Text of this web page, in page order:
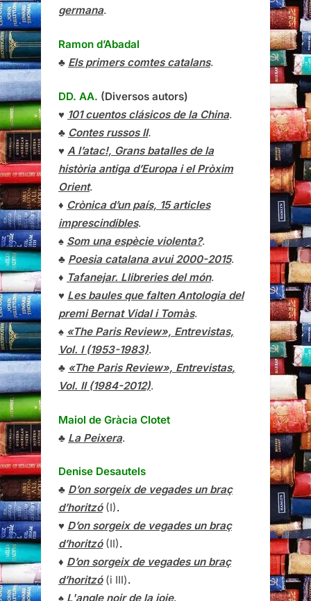
germana.
Ramon d’Abadal
♣ Els primers comtes catalans.
DD. AA. (Diversos autors)
♥ 101 cuentos clásicos de la China.
♣ Contes russos II.
♥ A l’atac!, Grans batalles de la
història antiga d’Europa i el Pròxim
Orient.
♦ Crònica d’un país, 15 articles
imprescindibles.
♠ Som una espècie violenta?.
♣ Poesia catalana avui 2000-2015.
♦ Tafanejar. Llibreries del món.
♥ Les baules que falten Antologia del
premi Bernat Vidal i Tomàs.
♠ «The Paris Review», Entrevistas,
Vol. I (1953-1983).
♣ «The Paris Review», Entrevistas,
Vol. II (1984-2012).
Maiol de Gràcia Clotet
♣ La Peixera.
Denise Desautels
♣ D’on sorgeix de vegades un braç
d’horitzó(I).
♥ D’on sorgeix de vegades un braç
d’horitzó(II).
♦ D’on sorgeix de vegades un braç
d’horitzó(i III).
♠ L'angle noir de la joie.